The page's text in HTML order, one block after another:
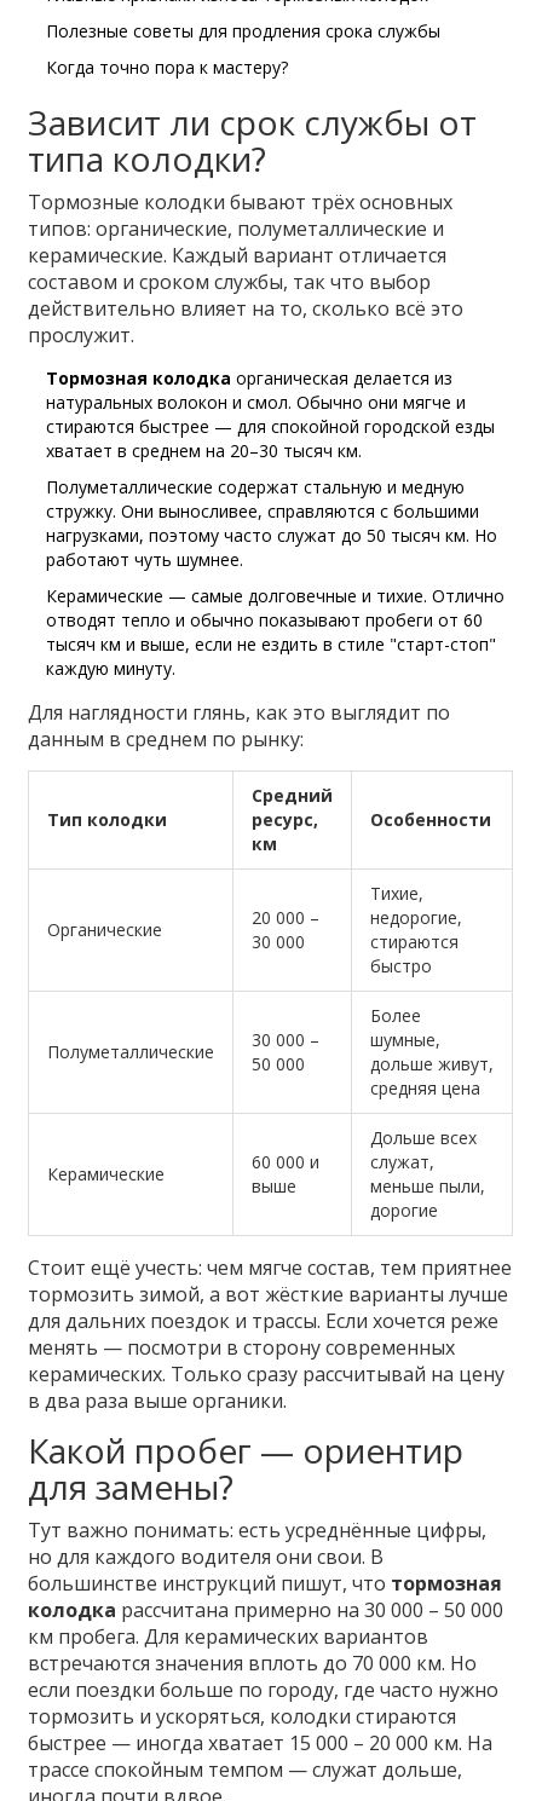
Полезные советы для продления срока службы
Когда точно пора к мастеру?
Зависит ли срок службы от
типа колодки?
Тормозные колодки бывают трёх основных
типов: органические, полуметаллические и
керамические. Каждый вариант отличается
составом и сроком службы, так что выбор
действительно влияет на то, сколько всё это
прослужит.
Тормозная колодка органическая делается из
натуральных волокон и смол. Обычно они мягче и
стираются быстрее — для спокойной городской езды
хватает в среднем на 20–30 тысяч км.
Полуметаллические содержат стальную и медную
стружку. Они выносливее, справляются с большими
нагрузками, поэтому часто служат до 50 тысяч км. Но
работают чуть шумнее.
Керамические — самые долговечные и тихие. Отлично
отводят тепло и обычно показывают пробеги от 60
тысяч км и выше, если не ездить в стиле "старт-стоп"
каждую минуту.
Для наглядности глянь, как это выглядит по
данным в среднем по рынку:
Тип колодки
Средний
ресурс,
км
Особенности
Органические
20 000 –
30 000
Тихие,
недорогие,
стираются
быстро
Полуметаллические
30 000 –
50 000
Более
шумные,
дольше живут,
средняя цена
Керамические
60 000 и
выше
Дольше всех
служат,
меньше пыли,
дорогие
Стоит ещё учесть: чем мягче состав, тем приятнее
тормозить зимой, а вот жёсткие варианты лучше
для дальних поездок и трассы. Если хочется реже
менять — посмотри в сторону современных
керамических. Только сразу рассчитывай на цену
в два раза выше органики.
Какой пробег — ориентир
для замены?
Тут важно понимать: есть усреднённые цифры,
но для каждого водителя они свои. В
большинстве инструкций пишут, что тормозная
колодка рассчитана примерно на 30 000 – 50 000
км пробега. Для керамических вариантов
встречаются значения вплоть до 70 000 км. Но
если поездки больше по городу, где часто нужно
тормозить и ускоряться, колодки стираются
быстрее — иногда хватает 15 000 – 20 000 км. На
трассе спокойным темпом — служат дольше,